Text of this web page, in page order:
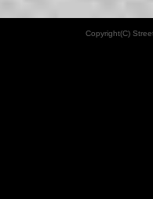
Copyright(C)